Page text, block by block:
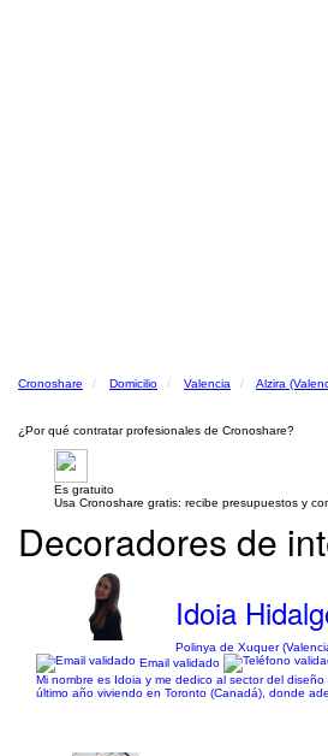
Cronoshare Domicilio Valencia Alzira
¿Por qué contratar profesionales de Cronoshare?
Es gratuito
Usa Cronoshare gratis: recibe presupuestos y
Decoradores de
Idoia
Polinya de Xuquer
Email validado
Mi nombre es Idoia y me dedico al sector del
último año viviendo en Toronto (Canadá), donde